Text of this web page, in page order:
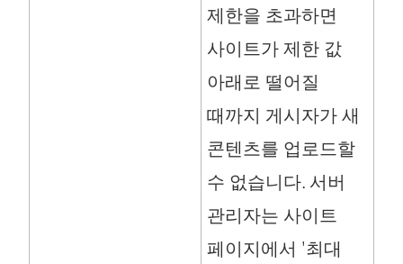
제한을 초과하면
사이트가 제한 값
아래로 떨어질
때까지 게시자가 새
콘텐츠를 업로드할
수 없습니다. 서버
관리자는 사이트
페이지에서 '최대